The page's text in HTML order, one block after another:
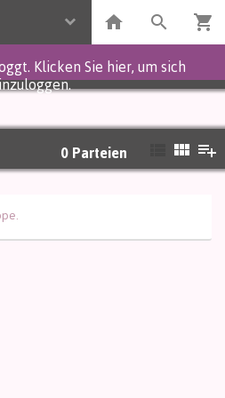
Klicken Sie hier, um sich
0 Parteien